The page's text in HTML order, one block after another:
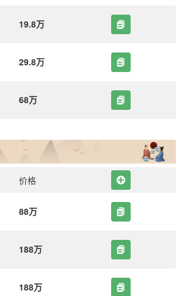
19.8万
29.8万
68万
价格
88万
188万
188万